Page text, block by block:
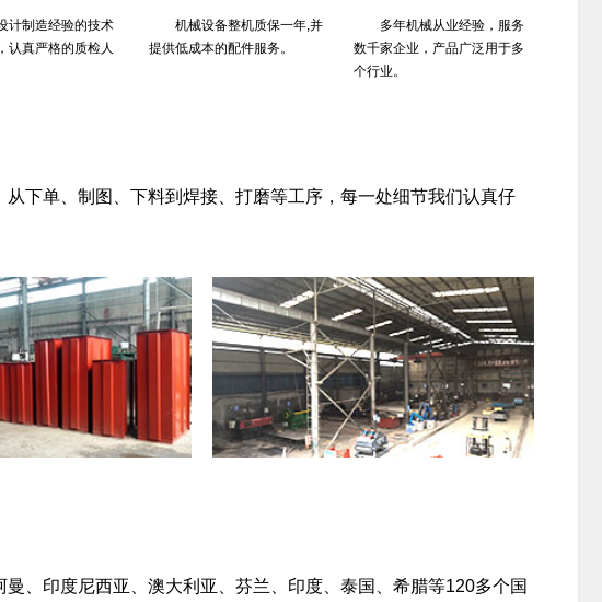
计制造经验的技术
认真严格的质检人
机械设备整机质保一年,并
提供低成本的配件服务。
多年机械从业经验，服务
数千家企业，产品广泛用于多
个行业。
下单、制图、下料到焊接、打磨等工序，每一处细节我们认真仔
、印度尼西亚、澳大利亚、芬兰、印度、泰国、希腊等120多个国